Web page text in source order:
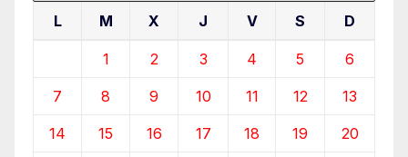
L M X J V S D
1 2 3 4 5 6
7 8 9 10 11 12 13
14 15 16 17 18 19 20